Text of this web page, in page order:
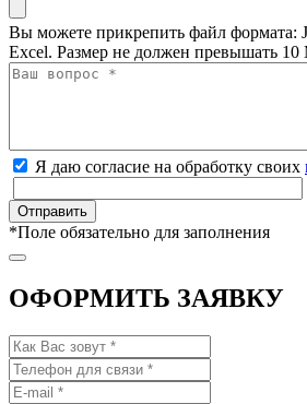
Вы можете прикрепить файл формата:
Excel. Размер не должен превышать
Я даю согласие на обработку своих
*Поле обязательно для заполнения
ОФОРМИТЬ ЗАЯВКУ